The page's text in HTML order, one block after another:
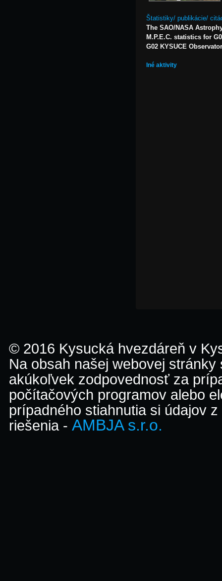
Štatistiky/ publikácie/
The SAO/NASA
M.P.E.C. statistics for
G02 KYSUCE
Iné aktivity
© 2016 Kysucká hvezdáreň v
Na obsah našej webovej
akúkoľvek zodpovednosť za
počítačových programov alebo
prípadného stiahnutia si údajov
riešenia - AMBJA s.r.o.